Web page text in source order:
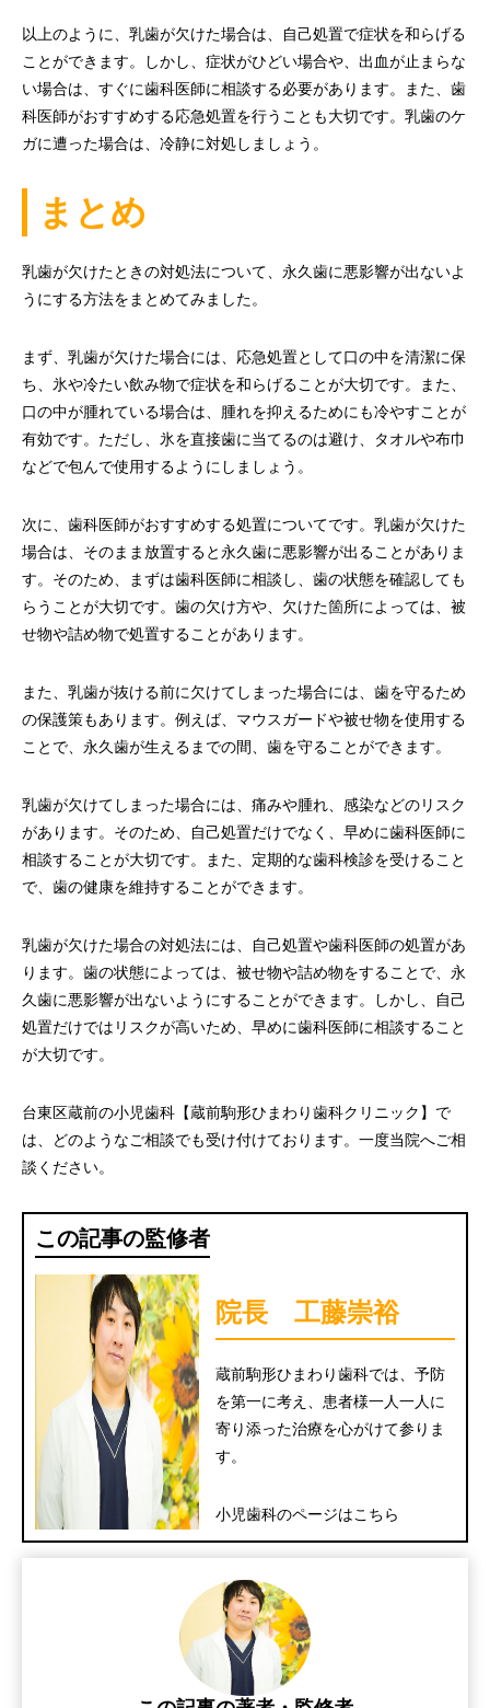
以上のように、乳歯が欠けた場合は、自己処置で症状を和らげる
ことができます。しかし、症状がひどい場合や、出血が止まらな
い場合は、すぐに歯科医師に相談する必要があります。また、歯
科医師がおすすめする応急処置を行うことも大切です。乳歯のケ
ガに遭った場合は、冷静に対処しましょう。
まとめ
乳歯が欠けたときの対処法について、永久歯に悪影響が出ないよ
うにする方法をまとめてみました。
まず、乳歯が欠けた場合には、応急処置として口の中を清潔に保
ち、氷や冷たい飲み物で症状を和らげることが大切です。また、
口の中が腫れている場合は、腫れを抑えるためにも冷やすことが
有効です。ただし、氷を直接歯に当てるのは避け、タオルや布巾
などで包んで使用するようにしましょう。
次に、歯科医師がおすすめする処置についてです。乳歯が欠けた
場合は、そのまま放置すると永久歯に悪影響が出ることがありま
す。そのため、まずは歯科医師に相談し、歯の状態を確認しても
らうことが大切です。歯の欠け方や、欠けた箇所によっては、被
せ物や詰め物で処置することがあります。
また、乳歯が抜ける前に欠けてしまった場合には、歯を守るため
の保護策もあります。例えば、マウスガードや被せ物を使用する
ことで、永久歯が生えるまでの間、歯を守ることができます。
乳歯が欠けてしまった場合には、痛みや腫れ、感染などのリスク
があります。そのため、自己処置だけでなく、早めに歯科医師に
相談することが大切です。また、定期的な歯科検診を受けること
で、歯の健康を維持することができます。
乳歯が欠けた場合の対処法には、自己処置や歯科医師の処置があ
ります。歯の状態によっては、被せ物や詰め物をすることで、永
久歯に悪影響が出ないようにすることができます。しかし、自己
処置だけではリスクが高いため、早めに歯科医師に相談すること
が大切です。
台東区蔵前の小児歯科【蔵前駒形ひまわり歯科クリニック】で
は、どのようなご相談でも受け付けております。一度当院へご相
談ください。
この記事の監修者
院長 工藤崇裕
蔵前駒形ひまわり歯科では、予防
を第一に考え、患者様一人一人に
寄り添った治療を心がけて参りま
す。
小児歯科のページはこちら